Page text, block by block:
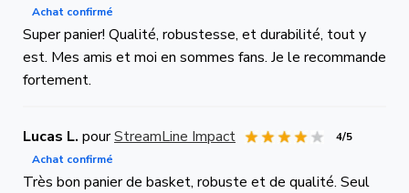
Achat confirmé
Super panier! Qualité, robustesse, et durabilité, tout y
est. Mes amis et moi en sommes fans. Je le recommande
fortement.
Lucas L. pourStreamLine Impact
4/5
Achat confirmé
Très bon panier de basket, robuste et de qualité. Seul